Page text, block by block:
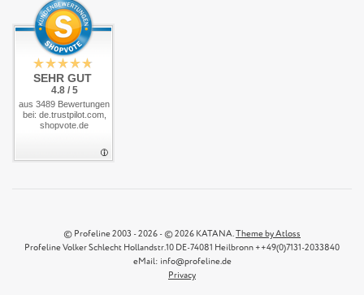
SEHR GUT
4.8 / 5
aus 3489 Bewertungen
bei: de.trustpilot.com,
shopvote.de
© Profeline 2003 - 2026 - © 2026 KATANA.Theme by Atloss
Profeline Volker Schlecht Hollandstr.10 DE-74081 Heilbronn ++49(0)7131-2033840
eMail: info@profeline.de
Privacy